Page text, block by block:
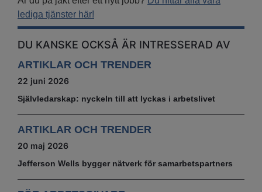
lediga tjänster här!
DU KANSKE OCKSÅ ÄR INTRESSERAD AV
ARTIKLAR OCH TRENDER
22 juni 2026
Självledarskap: nyckeln till att lyckas i arbetslivet
ARTIKLAR OCH TRENDER
20 maj 2026
Jefferson Wells bygger nätverk för samarbetspartners